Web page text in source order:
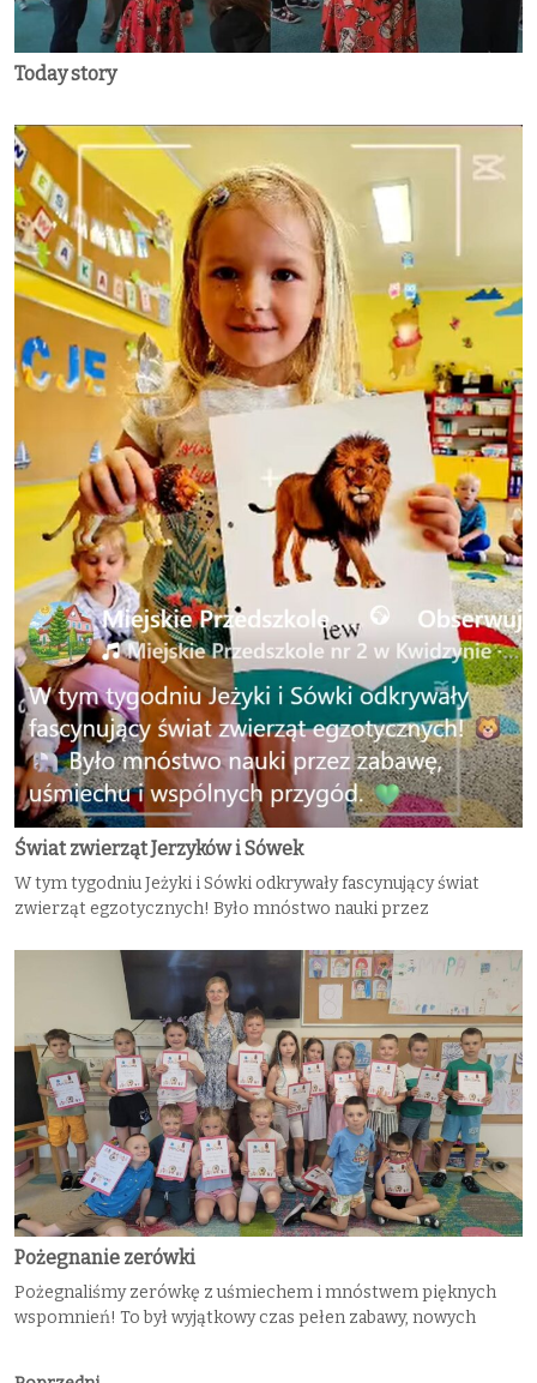
Today story
Świat zwierząt Jerzyków i Sówek
W tym tygodniu Jeżyki i Sówki odkrywały fascynujący świat
zwierząt egzotycznych! Było mnóstwo nauki przez
Pożegnanie zerówki
Pożegnaliśmy zerówkę z uśmiechem i mnóstwem pięknych
wspomnień! To był wyjątkowy czas pełen zabawy, nowych